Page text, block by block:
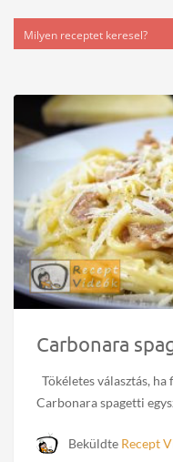
Carbonara
Tökéletes választás,
Carbonara spagetti
Beküldte Recept